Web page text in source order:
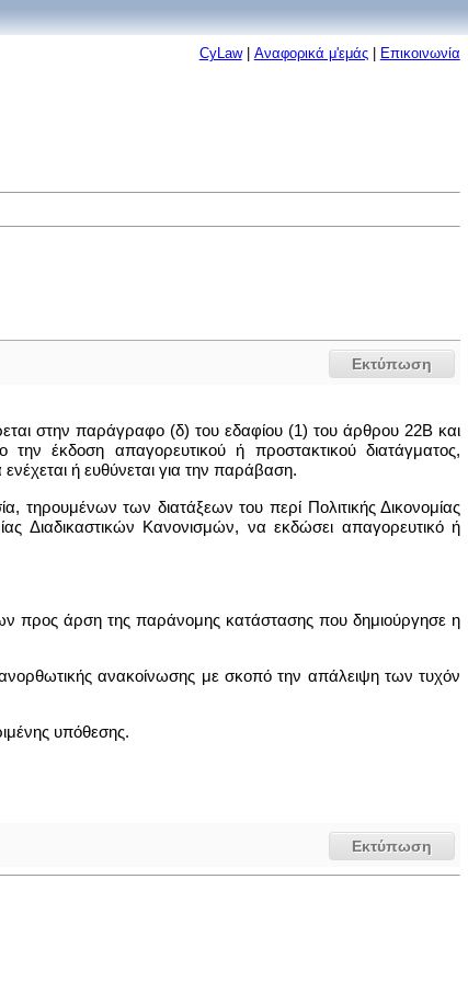
CyLaw| Αναφορικά μ'εμάς| Επικοινωνία
Εκτύπωση
στην παράγραφο (δ) του εδαφίου (1) του άρθρου 22Β και
έκδοση απαγορευτικού ή προστακτικού διατάγματος,
ή ευθύνεται για την παράβαση.
τηρουμένων των διατάξεων του περί Πολιτικής Δικονομίας
Διαδικαστικών Κανονισμών, να εκδώσει απαγορευτικό ή
προς άρση της παράνομης κατάστασης που δημιούργησε η
ανακοίνωσης με σκοπό την απάλειψη των τυχόν
υπόθεσης.
Εκτύπωση